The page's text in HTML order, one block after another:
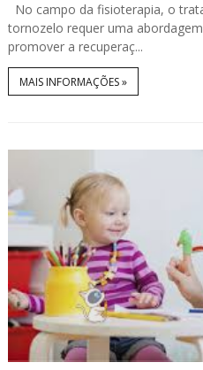
No campo da fisioterapia, o
tornozelo requer uma
promover a recuperaç...
MAIS INFORMAÇÕES »